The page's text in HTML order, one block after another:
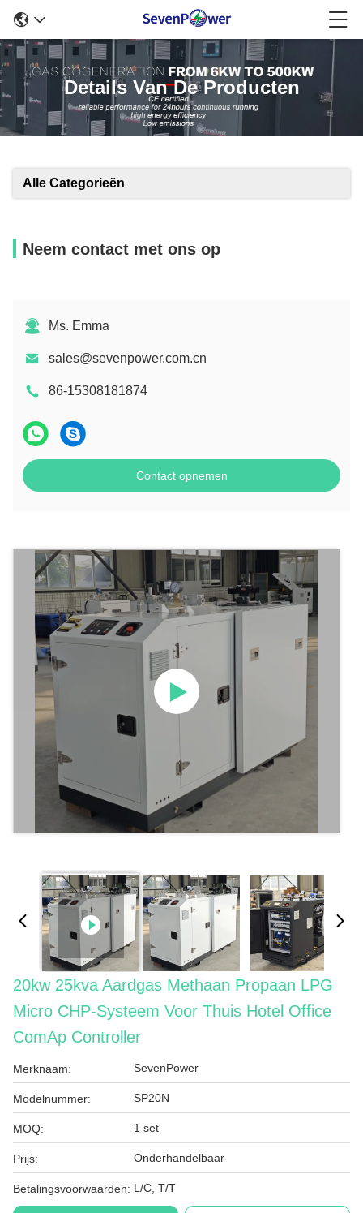
Details Van De Producten
Alle Categorieën
Neem contact met ons op
Ms. Emma
sales@sevenpower.com.cn
86-15308181874
Contact opnemen
20kw 25kva Aardgas Methaan Propaan LPG
Micro CHP-Systeem Voor Thuis Hotel Office
ComAp Controller
Merknaam: SevenPower
Modelnummer: SP20N
MOQ: 1 set
Prijs: Onderhandelbaar
Betalingsvoorwaarden: L/C, T/T